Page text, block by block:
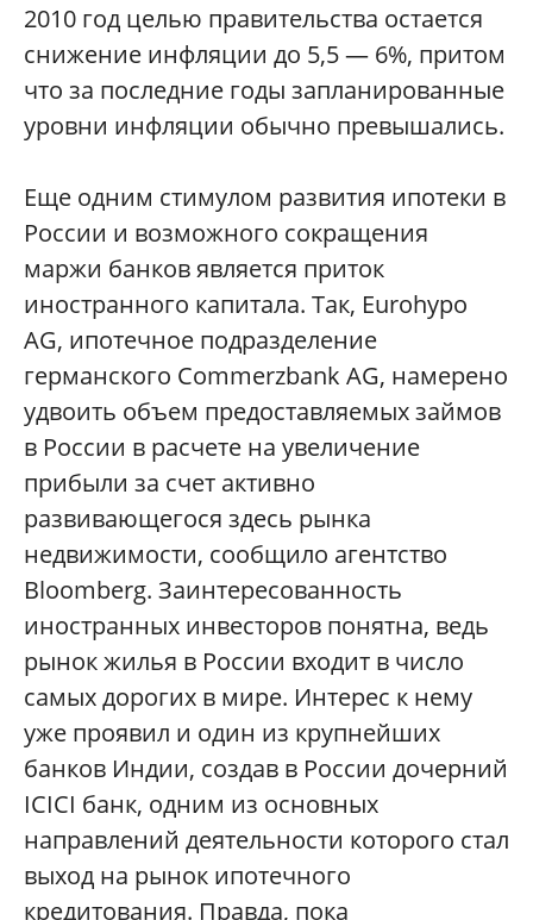
2010 год целью правительства остается
снижение инфляции до 5,5 — 6%, притом
что за последние годы запланированные
уровни инфляции обычно превышались.
Еще одним стимулом развития ипотеки в
России и возможного сокращения
маржи банков является приток
иностранного капитала. Так, Eurohypo
AG, ипотечное подразделение
германского Commerzbank AG, намерено
удвоить объем предоставляемых займов
в России в расчете на увеличение
прибыли за счет активно
развивающегося здесь рынка
недвижимости, сообщило агентство
Bloomberg. Заинтересованность
иностранных инвесторов понятна, ведь
рынок жилья в России входит в число
самых дорогих в мире. Интерес к нему
уже проявил и один из крупнейших
банков Индии, создав в России дочерний
ICICI банк, одним из основных
направлений деятельности которого стал
выход на рынок ипотечного
кредитования. Правда, пока